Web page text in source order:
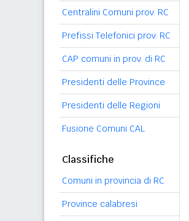
Centralini Comuni prov. RC
Prefissi Telefonici prov. RC
CAP comuni in prov. di RC
Presidenti delle Province
Presidenti delle Regioni
Fusione Comuni CAL
Classifiche
Comuni in provincia di RC
Province calabresi